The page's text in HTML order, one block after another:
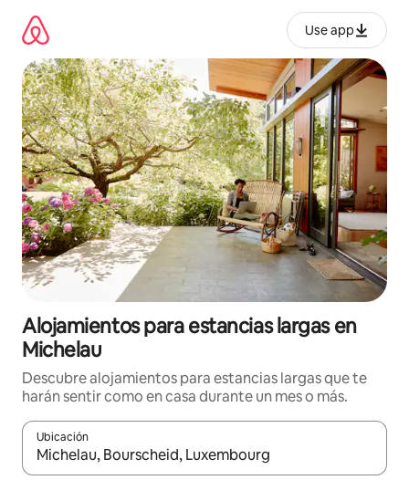
contenido
Use app
Alojamientos para estancias largas en
Michelau
Descubre alojamientos para estancias largas que te
harán sentir como en casa durante un mes o más.
Ubicación
Cuando los resultados estén disponibles, podrás navegar